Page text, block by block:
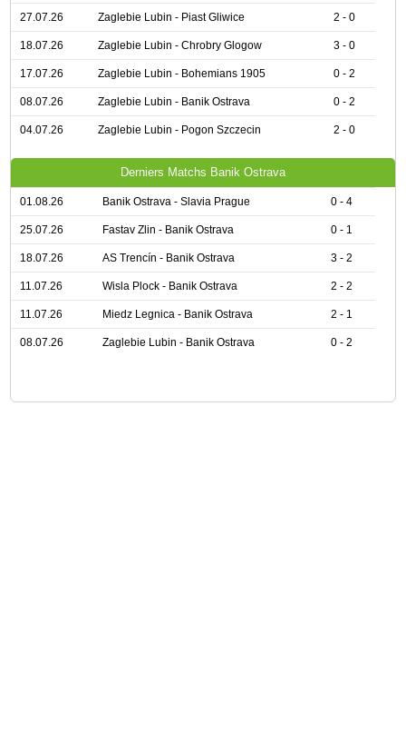
27.07.26 Zaglebie Lubin - Piast Gliwice 2 - 0
18.07.26 Zaglebie Lubin - Chrobry Glogow 3 - 0
17.07.26 Zaglebie Lubin - Bohemians 1905 0 - 2
08.07.26 Zaglebie Lubin - Banik Ostrava 0 - 2
04.07.26 Zaglebie Lubin - Pogon Szczecin 2 - 0
Derniers Matchs Banik Ostrava
01.08.26 Banik Ostrava - Slavia Prague 0 - 4
25.07.26 Fastav Zlin - Banik Ostrava 0 - 1
18.07.26 AS Trencín - Banik Ostrava 3 - 2
11.07.26 Wisla Plock - Banik Ostrava 2 - 2
11.07.26 Miedz Legnica - Banik Ostrava 2 - 1
08.07.26 Zaglebie Lubin - Banik Ostrava 0 - 2